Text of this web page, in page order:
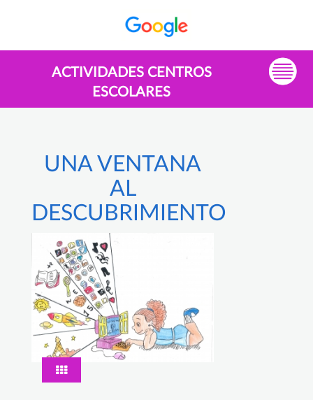
ACTIVIDADES CENTROS
ESCOLARES
UNA VENTANA
AL
DESCUBRIMIENTO